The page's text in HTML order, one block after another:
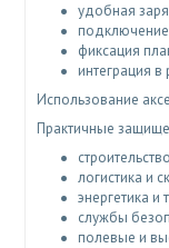
удобная
фиксация
интеграция в
Использование
Практичные
логистика и
энергетика и
службы
полевые и